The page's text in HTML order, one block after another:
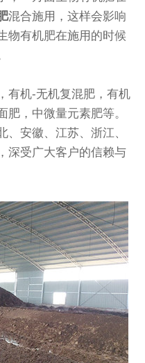
混合施用，这样会影响
物有机肥在施用的时候
有机-无机复混肥，有机
肥，中微量元素肥等。
安徽、江苏、浙江、
深受广大客户的信赖与